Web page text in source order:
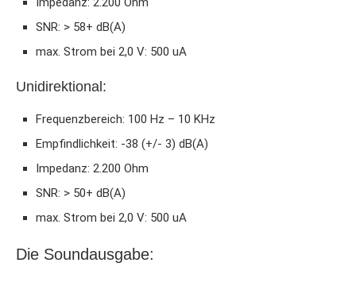
SNR: > 58+ dB(A)
max. Strom bei 2,0 V: 500 uA
Unidirektional:
Frequenzbereich: 100 Hz – 10 KHz
Empfindlichkeit: -38 (+/- 3) dB(A)
Impedanz: 2.200 Ohm
SNR: > 50+ dB(A)
max. Strom bei 2,0 V: 500 uA
Die Soundausgabe: